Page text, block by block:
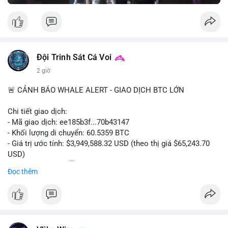
Đội Trinh Sát Cá Voi
2 giờ
🚨 CẢNH BÁO WHALE ALERT - GIAO DỊCH BTC LỚN
Chi tiết giao dịch:
- Mã giao dịch: ee185b3f...70b43147
- Khối lượng di chuyển: 60.5359 BTC
- Giá trị ước tính: $3,949,588.32 USD (theo thị giá $65,243.70
USD)
- Thời gian: 15:20
Nhận định phân tích:
Khối lượng 60.5 BTC trị giá gần 4 triệu USD được di chuyển
Đọc thêm